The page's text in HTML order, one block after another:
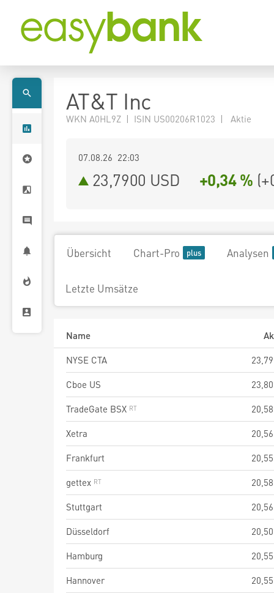
AT&T Inc
WKN A0HL9Z | ISIN US00206R1023 | Aktie
07.08.26 22:03
23,7900 USD +0,34 % (
Übersicht Chart-Pro Analysen
Letzte Umsätze
Name
NYSE CTA
23,79
Cboe US
23,80
TradeGate BSX
20,58
Xetra
20,56
Frankfurt
20,55
gettex
20,58
Stuttgart
20,56
Düsseldorf
20,50
Hamburg
20,55
Hannover
20,55